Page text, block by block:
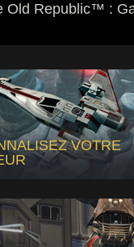
Republic™ :
VOTRE